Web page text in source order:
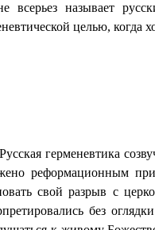
всерьез называет
целью, когда
Русская герменевтика
реформационным
свой разрыв с
без